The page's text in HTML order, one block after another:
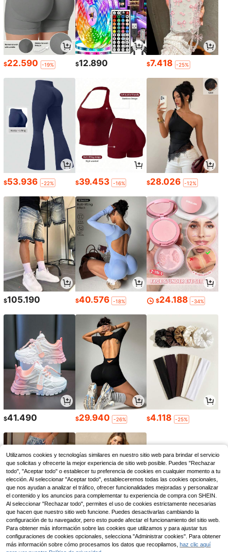
$22.590 -19% $12.890 $7.418 -25%
$53.936 -22% $39.453 -16% $28.026 -12%
$105.190 $40.576 -18% $24.188 -34%
$41.490 $29.940 -26% $4.118 -25%
$123.890 $82.431 -10% $26.590
Utilizamos cookies y tecnologías similares en nuestro sitio web para brindar el servicio
que solicitas y ofrecerte la mejor experiencia de sitio web posible. Puedes "Rechazar
todo", "Aceptar todo" o establecer tu preferencia de cookies en cualquier momento a tu
elección. Al seleccionar "Aceptar todo", estableceremos todas las cookies opcionales,
que nos ayudan a analizar el tráfico, ofrecer funcionalidades mejoradas y personalizar
el contenido y los anuncios para complementar tu experiencia de compra con SHEIN.
Al seleccionar "Rechazar todo", permites el uso de cookies estrictamente necesarias
que hacen que nuestro sitio web funcione. Puedes desactivarlas cambiando la
configuración de tu navegador, pero esto puede afectar el funcionamiento del sitio web.
Para obtener más información sobre las cookies que utilizamos y para ajustar tus
configuraciones de cookies opcionales, selecciona "Administrar cookies". Para obtener
más información sobre cómo procesamos los datos que recopilamos, haz clic aquí